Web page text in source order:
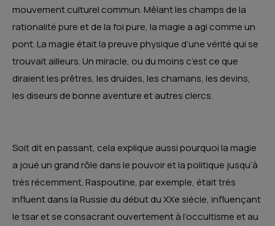
mouvement culturel commun. Mêlant les champs de la
rationalité pure et de la foi pure, la magie a agi comme un
pont. La magie était la preuve physique d’une vérité qui se
trouvait ailleurs. Un miracle, ou du moins c’est ce que
diraient les prêtres, les druides, les chamans, les devins,
les diseurs de bonne aventure et autres clercs.
Soit dit en passant, cela explique aussi pourquoi la magie
a joué un grand rôle dans le pouvoir et la politique jusqu’à
très récemment. Raspoutine, par exemple, était très
influent dans la Russie du début du XXe siècle, influençant
le tsar et se consacrant ouvertement à l’occultisme et au